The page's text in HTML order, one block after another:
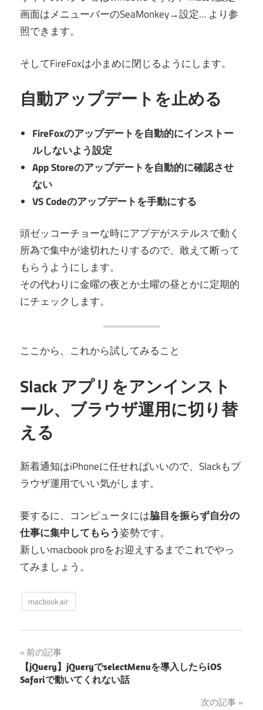
画面はメニューバーのSeaMonkey→設定… より参
照できます。
そしてFireFoxは小まめに閉じるようにします。
自動アップデートを止める
FireFoxのアップデートを自動的にインストー
ルしないよう設定
App Storeのアップデートを自動的に確認させ
ない
VS Codeのアップデートを手動にする
頭ゼッコーチョーな時にアプデがステルスで動く
所為で集中が途切れたりするので、敢えて断って
もらうようにします。
その代わりに金曜の夜とか土曜の昼とかに定期的
にチェックします。
ここから、これから試してみること
Slack アプリをアンインスト
ール、ブラウザ運用に切り替
える
新着通知はiPhoneに任せればいいので、Slackもブ
ラウザ運用でいい気がします。
要するに、コンピュータには脇目を振らず自分の
仕事に集中してもらう姿勢です。
新しいmacbook proをお迎えするまでこれでやっ
てみましょう。
macbook air
投
稿
前の記事
【jQuery】jQueryでselectMenuを導入したらiOS
Safariで動いてくれない話
次の記事